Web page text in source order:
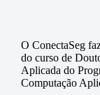
O ConectaSeg
do curso de
Aplicada do
Computação